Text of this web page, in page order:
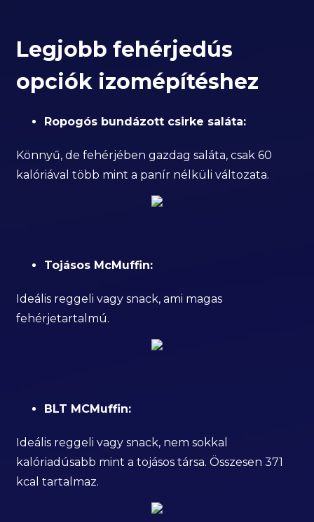
Legjobb fehérjedús
opciók izomépítéshez
Ropogós bundázott csirke saláta:
Könnyű, de fehérjében gazdag saláta, csak 60
kalóriával több mint a panír nélküli változata.
Tojásos McMuffin:
Ideális reggeli vagy snack, ami magas
fehérjetartalmú.
BLT MCMuffin:
Ideális reggeli vagy snack, nem sokkal
kalóriadúsabb mint a tojásos társa. Összesen 371
kcal tartalmaz.